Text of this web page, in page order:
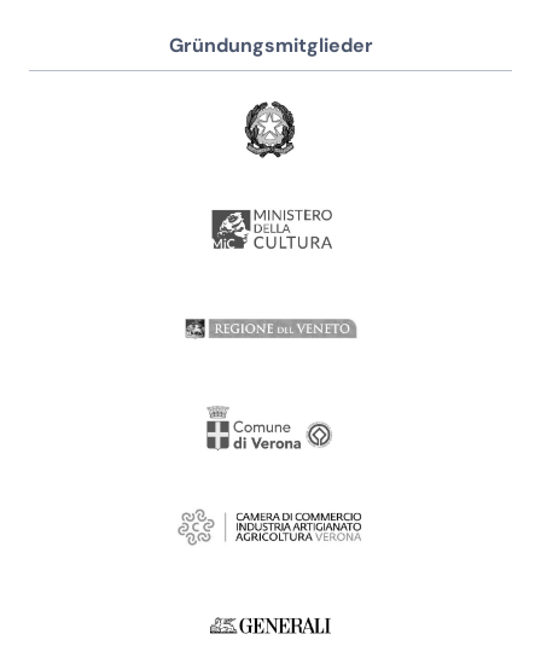
Gründungsmitglieder